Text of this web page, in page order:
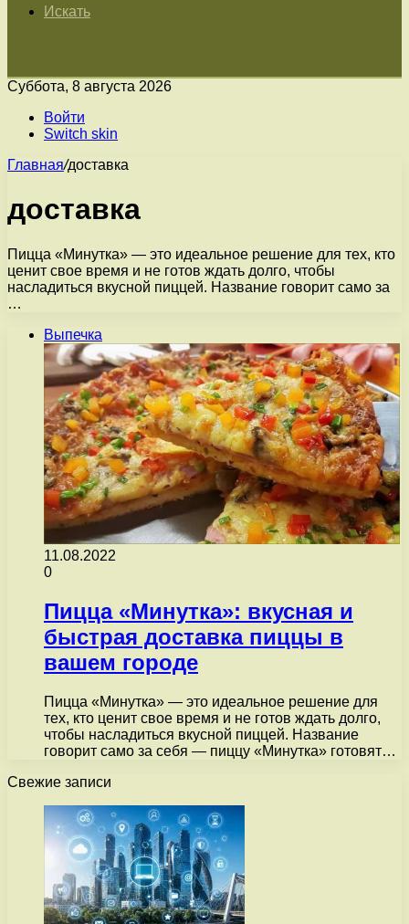
Искать
Суббота, 8 августа 2026
Войти
Switch skin
Главная/доставка
доставка
Пицца «Минутка» — это идеальное решение для тех, кто
ценит свое время и не готов ждать долго, чтобы
насладиться вкусной пиццей. Название говорит само за
…
Выпечка
11.08.2022
0
Пицца «Минутка»: вкусная и
быстрая доставка пиццы в
вашем городе
Пицца «Минутка» — это идеальное решение для
тех, кто ценит свое время и не готов ждать долго,
чтобы насладиться вкусной пиццей. Название
говорит само за себя — пиццу «Минутка» готовят…
Свежие записи